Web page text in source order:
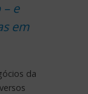
e
em
da